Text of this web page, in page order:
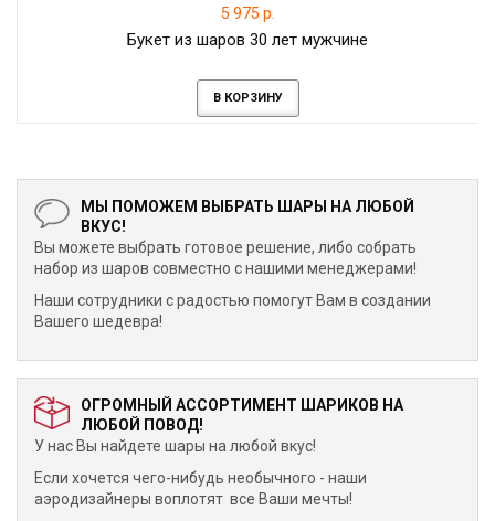
5 975 р.
Букет из шаров 30 лет мужчине
В КОРЗИНУ
МЫ ПОМОЖЕМ ВЫБРАТЬ ШАРЫ НА ЛЮБОЙ
ВКУС!
Вы можете выбрать готовое решение, либо собрать
набор из шаров совместно с нашими менеджерами!
Наши сотрудники с радостью помогут Вам в создании
Вашего шедевра!
ОГРОМНЫЙ АССОРТИМЕНТ ШАРИКОВ НА
ЛЮБОЙ ПОВОД!
У нас Вы найдете шары на любой вкус!
Если хочется чего-нибудь необычного - наши
аэродизайнеры воплотят все Ваши мечты!